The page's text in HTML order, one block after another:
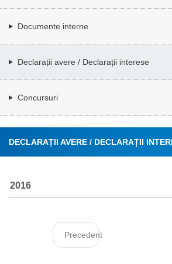
Documente interne
Declarații avere / Declarații interese
Concursuri
DECLARAȚII AVERE / DECLARAȚII
2016
Precedent